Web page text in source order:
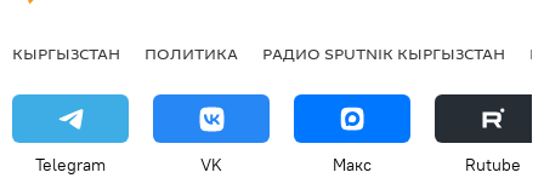
КЫРГЫЗСТАН ПОЛИТИКА РАДИО SPUTNIK КЫРГЫЗСТАН
Telegram VK Макс Rutube